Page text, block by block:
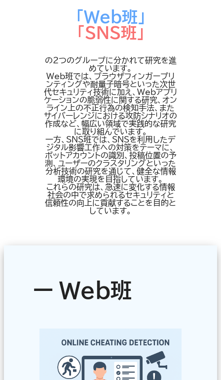
「Web班」
「SNS班」
の2つのグループに分かれて研究を進
めています。
Web班では、ブラウザフィンガープリ
ンティングや耐量子暗号といった次世
代セキュリティ技術に加え、Webアプリ
ケーションの脆弱性に関する研究、オン
ライン上の不正行為の検知手法、また
サイバーレンジにおける攻防シナリオの
作成など、幅広い領域で実践的な研究
に取り組んでいます。
一方、SNS班では、SNSを利用したデ
ジタル影響工作への対策をテーマに、
ボットアカウントの識別、投稿位置の予
測、ユーザーのクラスタリングといった
分析技術の研究を通じて、健全な情報
環境の実現を目指しています。
これらの研究は、急速に変化する情報
社会の中で求められるセキュリティと
信頼性の向上に貢献することを目的と
しています。
ーWeb班